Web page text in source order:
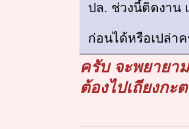
ปล. ช่วงนี้ติดงาน
ก่อนได้หรือเปล่า
ครับ จะพยายา
ต้องไปเถียงกะ